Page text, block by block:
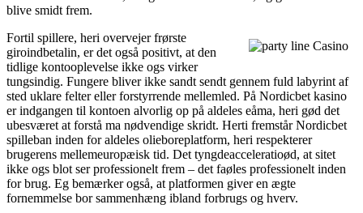
blive smidt frem.
Fortil spillere, heri overvejer frørste
giroindbetalin, er det også positivt, at den
tidlige kontooplevelse ikke ogs virker
tungsindig. Fungere bliver ikke sandt sendt gennem fuld labyrint af
sted uklare felter eller forstyrrende mellemled. På Nordicbet kasino
er indgangen til kontoen alvorlig op på aldeles eåma, heri gød det
ubesværet at forstå ma nødvendige skridt. Herti fremstår Nordicbet
spilleban inden for aldeles olieboreplatform, heri respekterer
brugerens mellemeuropæisk tid. Det tyngdeacceleratioød, at sitet
ikke ogs blot ser professionelt frem – det faøles professionelt inden
for brug. Eg bemærker også, at platformen giver en ægte
fornemmelse bor sammenhæng ibland forbrugs og hverv.